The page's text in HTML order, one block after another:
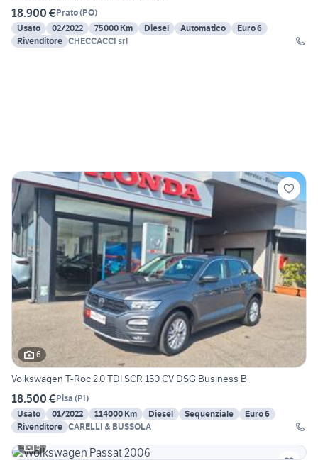
18.900 €Prato(PO)
Usato
02/2022 75000 Km Diesel Automatico
Euro 6
Rivenditore CHECCACCI srl
6
Volkswagen T-Roc 2.0 TDI SCR 150 CV DSG Business B
18.500 €Pisa (PI)
Usato
01/2022 114000 Km Diesel Sequenziale
Euro 6
Rivenditore CARELLI & BUSSOLA
5